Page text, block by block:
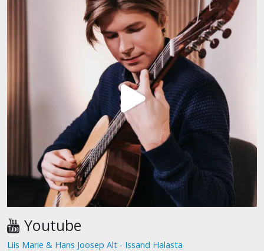
Youtube
Liis Marie & Hans Joosep Alt - Issand Halasta